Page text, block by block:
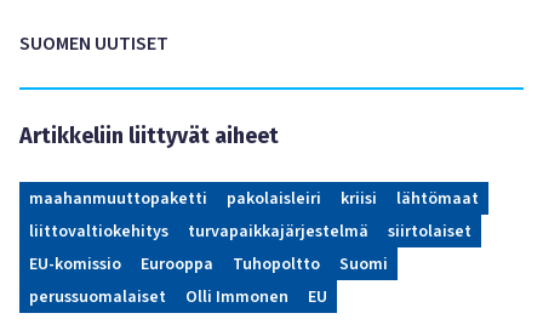
SUOMEN UUTISET
Artikkeliin liittyvät aiheet
maahanmuuttopaketti pakolaisleiri kriisi
lähtömaat
liittovaltiokehitys
turvapaikkajärjestelmä
siirtolaiset
EU-komissio
Eurooppa Tuhopoltto
Suomi
perussuomalaiset
Olli Immonen EU